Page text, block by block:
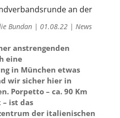
an der
Bundan| 01.08.22| News
anstrengenden
eine
in München etwas
wir sicher hier in
Porpetto – ca. 90 Km
ist das
der italienischen